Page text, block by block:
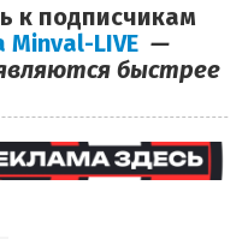
к подписчикам
LIVE —
быстрее